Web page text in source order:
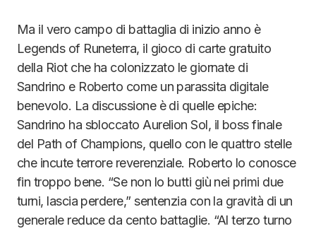
Ma il vero campo di battaglia di inizio anno è
Legends of Runeterra, il gioco di carte gratuito
della Riot che ha colonizzato le giornate di
Sandrino e Roberto come un parassita digitale
benevolo. La discussione è di quelle epiche:
Sandrino ha sbloccato Aurelion Sol, il boss finale
del Path of Champions, quello con le quattro stelle
che incute terrore reverenziale. Roberto lo conosce
fin troppo bene. “Se non lo butti giù nei primi due
turni, lascia perdere,” sentenzia con la gravità di un
generale reduce da cento battaglie. “Al terzo turno